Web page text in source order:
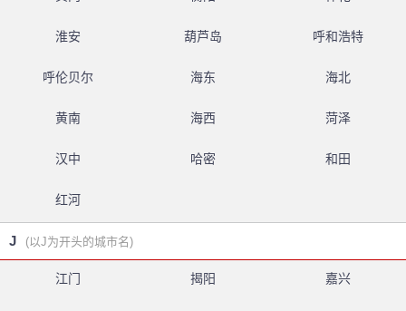
淮安 葫芦岛 呼和浩特
呼伦贝尔 海东 海北
黄南 海西 菏泽
汉中 哈密 和田
红河
J (以J为开头的城市名)
江门 揭阳 嘉兴